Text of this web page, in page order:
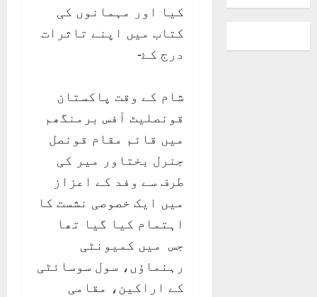
کیا اور مہمانوں کی
کتاب میں اپنے تاثرات
درج کۓ-
شام کے وقت پاکستان
قونصلیٹ آفس برمنگھم
میں قائم مقام قونصل
جنرل بختاور میر کی
طرف سے وفد کے اعزاز
میں ایک خصوصی نشست کا
اہتمام کیا گیا تھا
جس میں کمیونٹی
رہنماؤں، سول سوسائٹی
کے اراکین، مقامی